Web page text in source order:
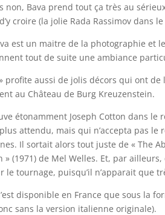
non, Bava prend tout ça très au
croire (la jolie Rada Rassimov dans
est un maitre de la photographie et
tout de suite une ambiance
profite aussi de jolis décors qui ont
au Château de Burg Kreuzenstein.
étonamment Joseph Cotton dans
attendu, mais qui n’accepta pas
Il sortait alors tout juste de « The
» (1971) de Mel Welles. Et, par
le tournage, puisqu’il n’apparait que
disponible en France que sous la
sans la version italienne originale).